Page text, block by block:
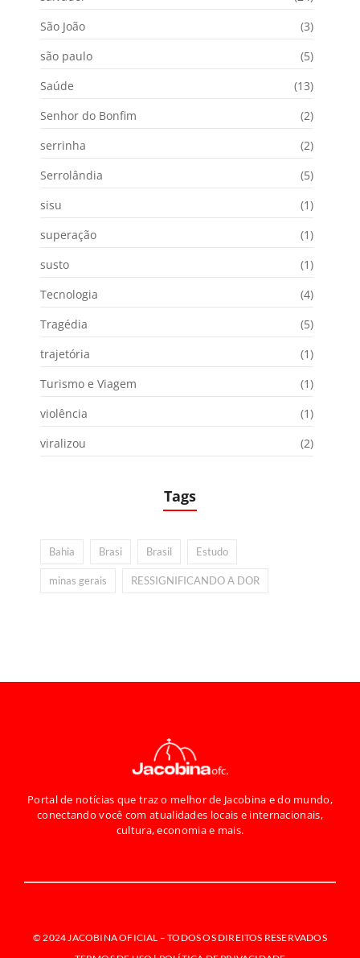
São João
(3)
são paulo
(5)
Saúde
(13)
Senhor do Bonfim
(2)
serrinha
(2)
Serrolândia
(5)
sisu
(1)
superação
(1)
susto
(1)
Tecnologia
(4)
Tragédia
(5)
trajetória
(1)
Turismo e Viagem
(1)
violência
(1)
viralizou
(2)
Tags
Bahia Brasi Brasil Estudo
minas gerais RESSIGNIFICANDO A DOR
Portal de notícias que traz o melhor de Jacobina e do mundo,
conectando você com atualidades locais e internacionais,
cultura, economia e mais.
© 2024 JACOBINA OFICIAL –TODOS OS DIREITOS RESERVADOS